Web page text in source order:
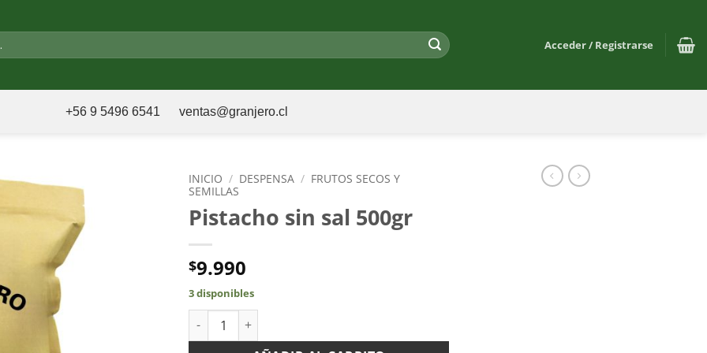
Acceder / Registrarse
+56 9 5496 6541 ventas@granjero.cl
INICIO / DESPENSA / FRUTOS SECOS Y
SEMILLAS
Pistacho sin sal 500gr
$9.990
3 disponibles
Pistacho sin sal 500gr cantidad